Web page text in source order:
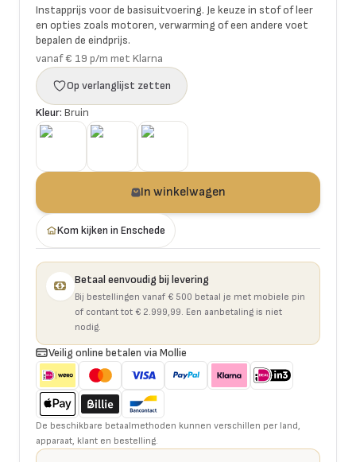
Instapprijs voor de basisuitvoering. Je keuze in stof of leer
en opties zoals motoren, verwarming of een andere voet
bepalen de eindprijs.
vanaf € 19 p/m met Klarna
Op verlanglijst zetten
Kleur: Bruin
In winkelwagen
Kom kijken in Enschede
Betaal eenvoudig bij levering
Bij bestellingen vanaf € 500 betaal je met mobiele pin
of contant tot € 2.999,99. Een aanbetaling is niet
nodig.
Veilig online betalen via Mollie
De beschikbare betaalmethoden kunnen verschillen per land,
apparaat, klant en bestelling.